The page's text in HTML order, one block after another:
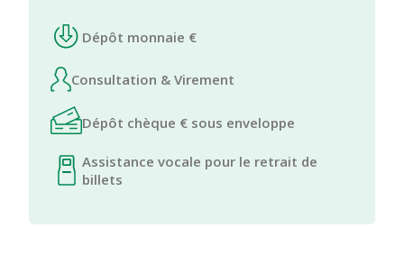
Dépôt monnaie €
Consultation & Virement
Dépôt chèque € sous enveloppe
Assistance vocale pour le retrait de
billets